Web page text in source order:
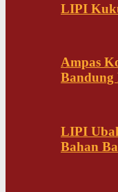
LIPI
Ampas
Bandung
LIPI
Bahan